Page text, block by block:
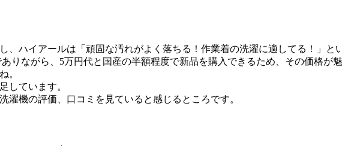
ハイアールは「頑固な汚れがよく落ちる！作業着の洗濯に適してる！」と
りながら、5万円代と国産の半額程度で新品を購入できるため、その価格が
。
しています。
機の評価、口コミを見ていると感じるところです。